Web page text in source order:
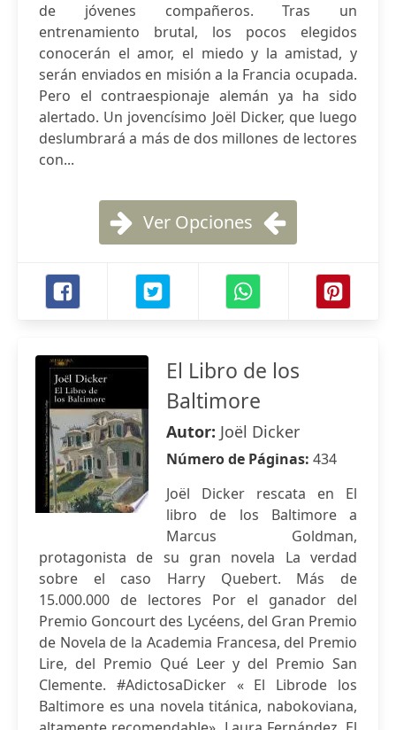
de jóvenes compañeros. Tras un
entrenamiento brutal, los pocos elegidos
conocerán el amor, el miedo y la amistad, y
serán enviados en misión a la Francia ocupada.
Pero el contraespionaje alemán ya ha sido
alertado. Un jovencísimo Joël Dicker, que luego
deslumbrará a más de dos millones de lectores
con...
Ver Opciones
El Libro de los
Baltimore
Autor: Joël Dicker
Número de Páginas: 434
Joël Dicker rescata en El
libro de los Baltimore a
Marcus Goldman,
protagonista de su gran novela La verdad
sobre el caso Harry Quebert. Más de
15.000.000 de lectores Por el ganador del
Premio Goncourt des Lycéens, del Gran Premio
de Novela de la Academia Francesa, del Premio
Lire, del Premio Qué Leer y del Premio San
Clemente. #AdictosaDicker « El Librode los
Baltimore es una novela titánica, nabokoviana,